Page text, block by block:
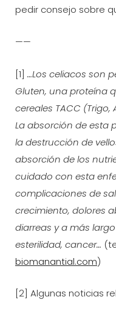
pedir consejo sobre
——
[1] …Los celiacos son
Gluten, una proteína
cereales TACC
La absorción de esta
la destrucción de
absorción de los
cuidado con esta
complicaciones de
crecimiento, dolores
diarreas y a más
esterilidad, cancer…
biomanantial.com)
[2] Algunas noticias